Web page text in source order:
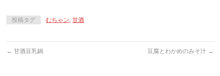
投稿タグ むちゃン,甘酒
← 甘酒豆乳鍋 豆腐とわかめのみそ汁 →